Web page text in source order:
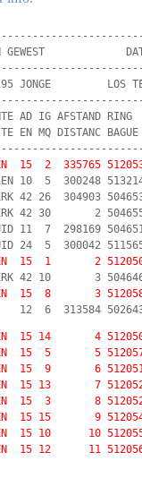
GEWEST
LOS TE-
IG AFSTAND RING
DISTANC BAGUE
15  2  335765
10  5  300248
42 26  304903
42 30       2
11  7  298169
15  1       2
15  8       3
15 14       4
15  5       5
15  9       6
15 13       7
15  3       8
15 15       9
15 10      10